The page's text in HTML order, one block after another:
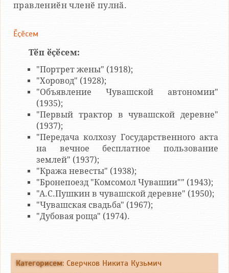
правлениӗн членӗ пулнӑ.
Ӗҫӗсем
Тӗп ӗҫӗсем:
"Портрет жены" (1918);
"Хоровод" (1928);
"Объявление Чувашской автономии"
(1935);
"Первый трактор в чувашской деревне"
(1937);
"Передача колхозу Государственного акта
на вечное бесплатное пользование
землей" (1937);
"Кража невесты" (1938);
"Бронепоезд "Комсомол Чувашии"" (1943);
"А.С.Пушкин в чувашской деревне" (1950);
"Чувашская свадьба" (1967);
"Дубовая роща" (1974).
Категорисем: Сверчков Никита Кузьмич